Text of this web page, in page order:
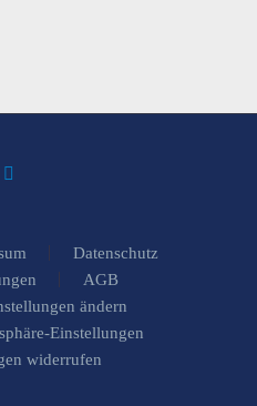
Datenschutz
AGB
ändern
Einstellungen
widerrufen